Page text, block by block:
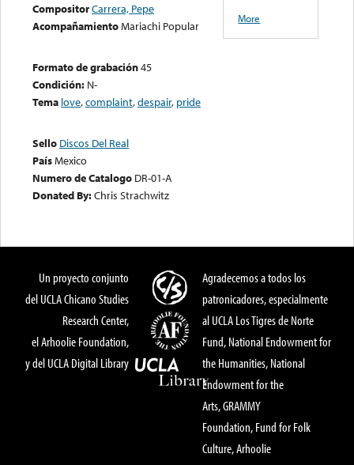
CompositorCarrera, Pepe
AcompañamientoMariachi Popular
Formato de grabación45
Condición: N-
Tema love,complaint,despair, pride
Sello Discos Del Real
PaísMexico
Numero de Catalogo DR-01-A
Donated By:Chris Strachwitz
More
Un proyecto conjunto
del UCLA Chicano Studies
Research Center,
el Arhoolie Foundation,
y del UCLA Digital Library
Agradecemos a todos los
patronicadores, especialmente
al UCLA Los Tigres de Norte
Fund, National Endowment for
the Humanities, National
Endowment for the
Arts, GRAMMY
Foundation, Fund for Folk
Culture, Arhoolie